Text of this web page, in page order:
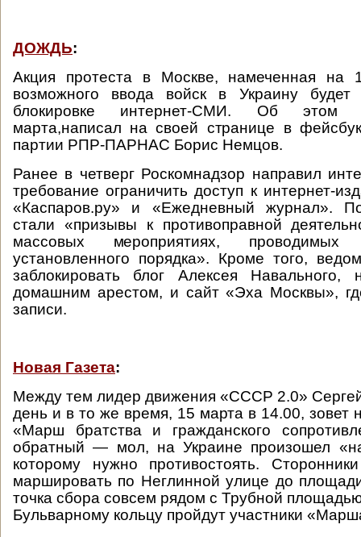
ДОЖДЬ:
Акция протеста в Москве, намеченная на
возможного ввода войск в Украину будет
блокировке интернет-СМИ. Об
марта,написал на своей странице в
партии РПР-ПАРНАС Борис Немцов.
Ранее в четверг Роскомнадзор направил
требование ограничить доступ к интернет-
«Каспаров.ру» и «Ежедневный журнал».
стали «призывы к противоправной
массовых мероприятиях,
установленного порядка». Кроме того,
заблокировать блог Алексея Навального,
домашним арестом, и сайт «Эха Москвы»,
записи.
Новая Газета:
Между тем лидер движения «СССР 2.0»
день и в то же время, 15 марта в 14.00,
«Марш братства и гражданского
обратный — мол, на Украине произошел
которому нужно противостоять.
маршировать по Неглинной улице до
точка сбора совсем рядом с Трубной
Бульварному кольцу пройдут участники